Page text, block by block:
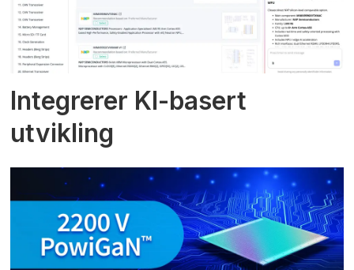
Integrerer KI-basert
utvikling